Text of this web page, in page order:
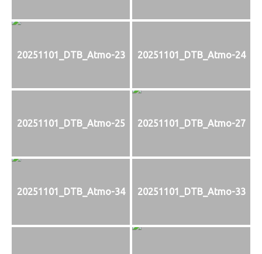
20251101_DTB_Atmo-23 20251101_DTB_Atmo-24
20251101_DTB_Atmo-25 20251101_DTB_Atmo-27
20251101_DTB_Atmo-34 20251101_DTB_Atmo-33